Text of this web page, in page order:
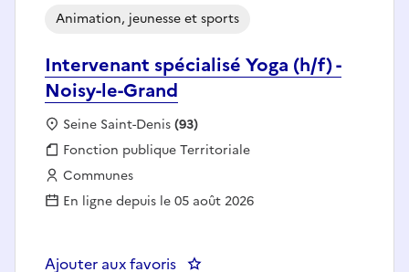
Intervenant spécialisé Yoga (h/f) -
Noisy-le-Grand
Animation, jeunesse et sports
Localisation :
Seine Saint-Denis(93)
Fonction publique :
Fonction publique Territoriale
Employeur :
Communes
En ligne depuis le 05 août 2026
Ajouter aux favoris : Intervenant spécialisé Yoga